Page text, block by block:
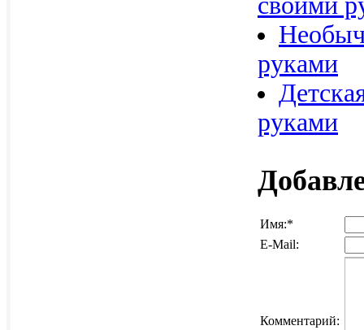
руками
руками
Имя:*
E-Mail:
Комментарий: